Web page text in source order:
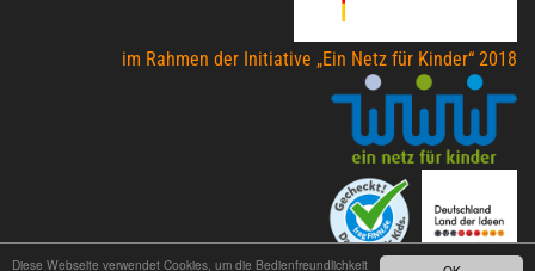
Diese Webseite verwendet Cookies, um die Bedienfreundlichkeit
im Rahmen der Initiative „Ein Netz für Kinder“ 2018